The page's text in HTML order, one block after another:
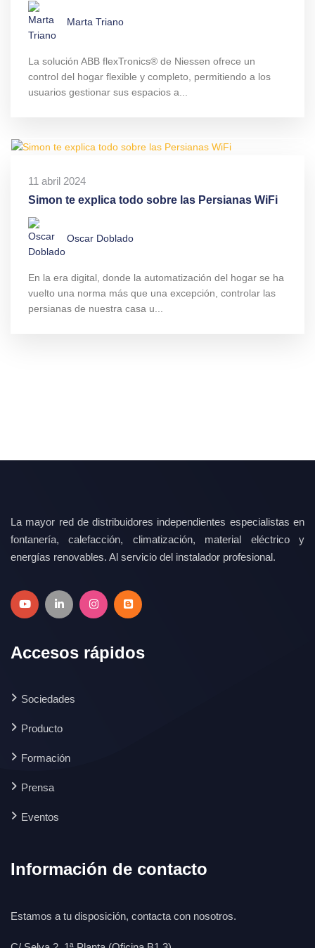
Marta Triano
La solución ABB flexTronics® de Niessen ofrece un
control del hogar flexible y completo, permitiendo a los
usuarios gestionar sus espacios a...
11 abril 2024
Simon te explica todo sobre las Persianas WiFi
Oscar Doblado
En la era digital, donde la automatización del hogar se ha
vuelto una norma más que una excepción, controlar las
persianas de nuestra casa u...
La mayor red de distribuidores independientes especialistas en
fontanería, calefacción, climatización, material eléctrico y
energías renovables. Al servicio del instalador profesional.
Accesos rápidos
Sociedades
Producto
Formación
Prensa
Eventos
Información de contacto
Estamos a tu disposición, contacta con nosotros.